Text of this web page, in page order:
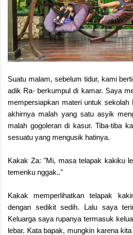
Suatu malam, sebelum tidur, kami
adik Ra- berkumpul di kamar. Saya
mempersiapkan materi untuk sekolah
akhirnya malah yang satu asyik
malah gogoleran di kasur. Tiba-tiba
sesuatu yang mengusik hatinya.
Kakak Za: "Mi, masa telapak kakiku
temenku nggak.."
Kakak memperlihatkan telapak
dengan sedikit sedih. Lalu saya
Keluarga saya rupanya termasuk
lebar. Kata bapak, mungkin karena